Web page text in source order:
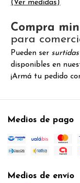
(Ver medidas)
Compra
para
Pueden ser
disponibles en
¡Armá tu pedido
Medios de pago
Medios de envío